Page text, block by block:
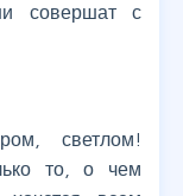
совершат с
светлом!
то, о чем